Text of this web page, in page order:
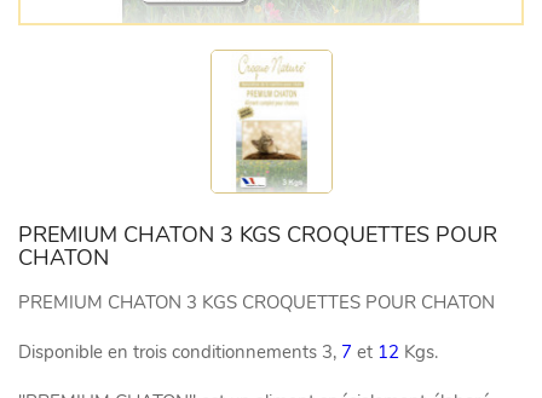
PREMIUM CHATON 3 KGS CROQUETTES POUR
CHATON
PREMIUM CHATON 3 KGS CROQUETTES POUR CHATON
Disponible en trois conditionnements 3, 7 et 12 Kgs.